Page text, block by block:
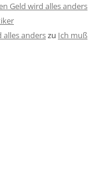
Geld wird alles anders
alles anderszu Ich muß